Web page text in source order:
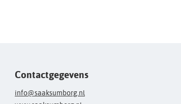
Contactgegevens
info@saaksumborg.nl